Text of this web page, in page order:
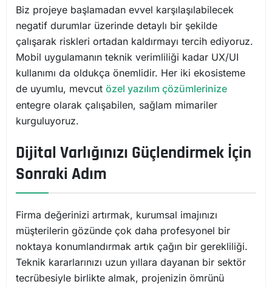
Biz projeye başlamadan evvel karşılaşılabilecek
negatif durumlar üzerinde detaylı bir şekilde
çalışarak riskleri ortadan kaldırmayı tercih ediyoruz.
Mobil uygulamanın teknik verimliliği kadar UX/UI
kullanımı da oldukça önemlidir. Her iki ekosisteme
de uyumlu, mevcut özel yazılım çözümlerinize
entegre olarak çalışabilen, sağlam mimariler
kurguluyoruz.
Dijital Varlığınızı Güçlendirmek İçin
Sonraki Adım
Firma değerinizi artırmak, kurumsal imajınızı
müşterilerin gözünde çok daha profesyonel bir
noktaya konumlandırmak artık çağın bir gerekliliği.
Teknik kararlarınızı uzun yıllara dayanan bir sektör
tecrübesiyle birlikte almak, projenizin ömrünü